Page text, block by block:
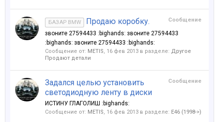
Сообщение
БАЗАР BMW Продаю коробку.
звоните 27594433 :bighands: звоните 27594433
:bighands: звоните 27594433 :bighands:
Сообщение от: METIS, 16 фев 2013 в разделе: Другое
Продают детали
Сообщение
Задался целью установить
светодиодную ленту в диски
ИСТИНУ ГЛАГОЛИШ :bighands:
Сообщение от: METIS, 16 фев 2013 в разделе: E46 (1998->)